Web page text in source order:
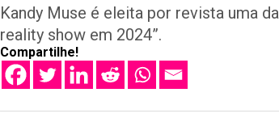
Kandy Muse é eleita por revista uma
reality show em 2024”.
Compartilhe!